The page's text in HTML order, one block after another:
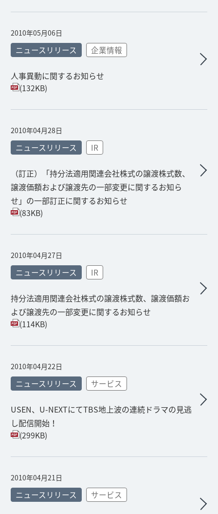
2010年05月06日
ニュースリリース 企業情報
人事異動に関するお知らせ
(132KB)
2010年04月28日
ニュースリリース IR
（訂正）「持分法適用関連会社株式の譲渡株式数、
譲渡価額および譲渡先の一部変更に関するお知ら
せ」の一部訂正に関するお知らせ
(83KB)
2010年04月27日
ニュースリリース IR
持分法適用関連会社株式の譲渡株式数、譲渡価額お
よび譲渡先の一部変更に関するお知らせ
(114KB)
2010年04月22日
ニュースリリース サービス
USEN、U-NEXTにてTBS地上波の連続ドラマの見逃
し配信開始！
(299KB)
2010年04月21日
ニュースリリース サービス